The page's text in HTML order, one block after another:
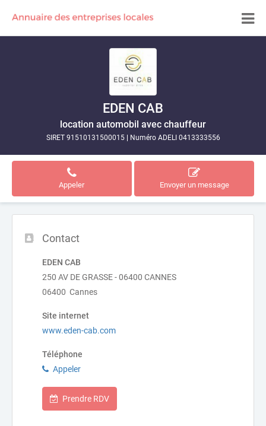
EDEN CAB
location automobil avec chauffeur
SIRET 91510131500015 Numéro ADELI 0413333556
Appeler Envoyer un message
Contact
EDEN CAB
250 AV DE GRASSE - 06400 CANNES
06400 Cannes
Site internet
www.eden-cab.com
Téléphone
Appeler
Prendre RDV